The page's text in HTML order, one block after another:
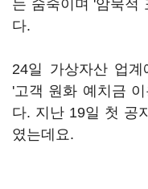
는 숨죽이며 '암묵적
다.
24일 가상자산 업
'고객 원화 예치금
다. 지난 19일 첫 공
였는데요.